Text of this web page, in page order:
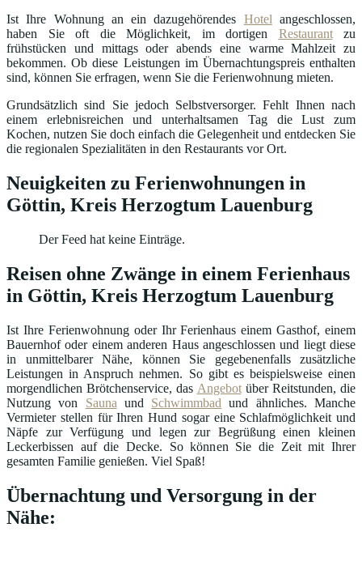
Ist Ihre Wohnung an ein dazugehörendes Hotel angeschlossen,
haben Sie oft die Möglichkeit, im dortigen Restaurantzu
frühstücken und mittags oder abends eine warme Mahlzeit zu
bekommen. Ob diese Leistungen im Übernachtungspreis enthalten
sind, können Sie erfragen, wenn Sie die Ferienwohnung mieten.
Grundsätzlich sind Sie jedoch Selbstversorger. Fehlt Ihnen nach
einem erlebnisreichen und unterhaltsamen Tag die Lust zum
Kochen, nutzen Sie doch einfach die Gelegenheit und entdecken Sie
die regionalen Spezialitäten in den Restaurants vor Ort.
Neuigkeiten zu Ferienwohnungen in
Göttin, Kreis Herzogtum Lauenburg
Der Feed hat keine Einträge.
Reisen ohne Zwänge in einem Ferienhaus
in Göttin, Kreis Herzogtum Lauenburg
Ist Ihre Ferienwohnung oder Ihr Ferienhaus einem Gasthof, einem
Bauernhof oder einem anderen Haus angeschlossen und liegt diese
in unmittelbarer Nähe, können Sie gegebenenfalls zusätzliche
Leistungen in Anspruch nehmen. So gibt es beispielsweise einen
morgendlichen Brötchenservice, das Angebotüber Reitstunden, die
Nutzung von Sauna und Schwimmbad und ähnliches. Manche
Vermieter stellen für Ihren Hund sogar eine Schlafmöglichkeit und
Näpfe zur Verfügung und legen zur Begrüßung einen kleinen
Leckerbissen auf die Decke. So können Sie die Zeit mit Ihrer
gesamten Familie genießen. Viel Spaß!
Übernachtung und Versorgung in der
Nähe: